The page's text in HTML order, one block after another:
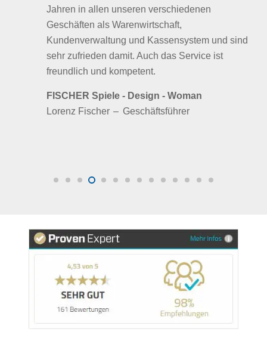
Jahren in allen unseren verschiedenen
Geschäften als Warenwirtschaft,
Kundenverwaltung und Kassensystem und sind
sehr zufrieden damit. Auch das Service ist
freundlich und kompetent.
FISCHER Spiele - Design - Woman
Lorenz Fischer – Geschäftsführer